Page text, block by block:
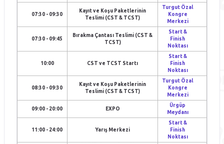
07:30 - 09:30
Kayıt ve Koşu Paketlerinin
Teslimi (CST & TCST)
Turgut Özal
Kongre
Merkezi
07:30 - 09:45
Bırakma Çantası Teslimi (CST &
TCST)
Start &
Finish
Noktası
10:00 CST ve TCST Startı
Start &
Finish
Noktası
08:30 - 09:30
Kayıt ve Koşu Paketlerinin
Teslimi (CST & TCST)
Turgut Özal
Kongre
Merkezi
09:00 - 20:00 EXPO
Ürgüp
Meydanı
11:00 - 24:00 Yarış Merkezi
Start &
Finish
Noktası